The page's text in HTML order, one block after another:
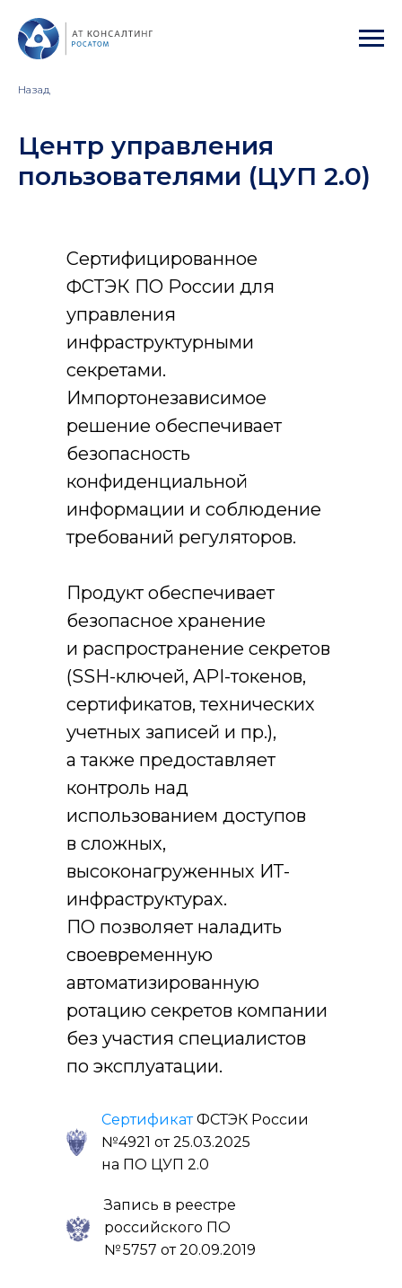
Назад
Центр управления
пользователями (ЦУП 2.0)
Сертифицированное
ФСТЭК ПО России для
управления
инфраструктурными
секретами.
Импортонезависимое
решение обеспечивает
безопасность
конфиденциальной
информации и соблюдение
требований регуляторов.
Продукт обеспечивает
безопасное хранение
и распространение секретов
(SSH-ключей, API-токенов,
сертификатов, технических
учетных записей и пр.),
а также предоставляет
контроль над
использованием доступов
в сложных,
высоконагруженных ИТ-
инфраструктурах.
ПО позволяет наладить
своевременную
автоматизированную
ротацию секретов компании
без участия специалистов
по эксплуатации.
Запись в реестре
российского ПО
№ 5757 от 20.09.2019
СертификатФСТЭК России
№4921 от 25.03.2025
на ПО ЦУП 2.0